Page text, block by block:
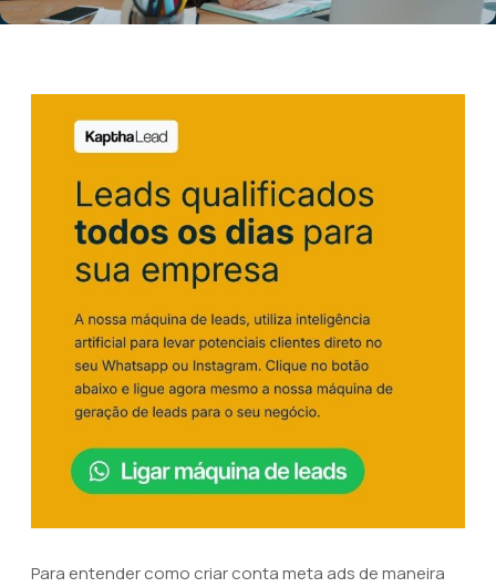
Para entender como criar conta meta ads de maneira